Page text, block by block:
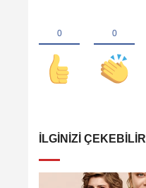
İLGINIZI ÇEKEBILIR